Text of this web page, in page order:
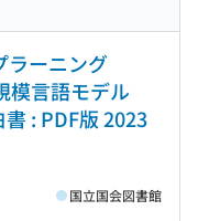
ラーニング
模言語モデル
: PDF版 2023
国立国会図書館